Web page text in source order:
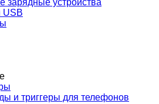
зарядные устройства
USB
и триггеры для телефонов